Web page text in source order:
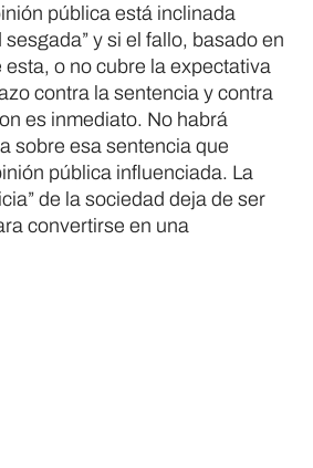
pública está inclinada
sesgada” y si el fallo, basado en
o no cubre la expectativa
contra la sentencia y contra
es inmediato. No habrá
sobre esa sentencia que
pública influenciada. La
de la sociedad deja de ser
convertirse en una